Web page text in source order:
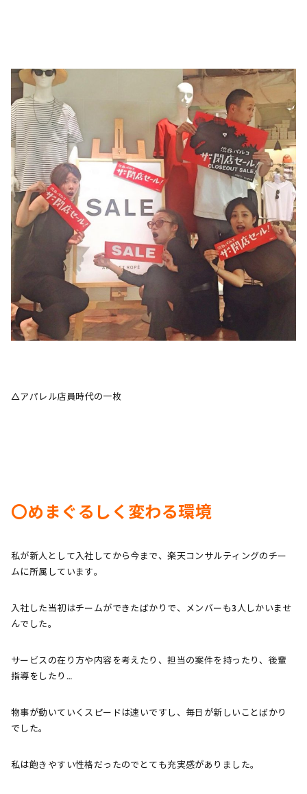
△アパレル店員時代の一枚
〇めまぐるしく変わる環境
私が新人として入社してから今まで、楽天コンサルティングのチー
ムに所属しています。
入社した当初はチームができたばかりで、メンバーも3人しかいませ
んでした。
サービスの在り方や内容を考えたり、担当の案件を持ったり、後輩
指導をしたり…
物事が動いていくスピードは速いですし、毎日が新しいことばかり
でした。
私は飽きやすい性格だったのでとても充実感がありました。